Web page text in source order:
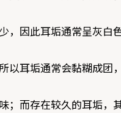
因此耳垢通常呈灰白
耳垢通常会黏糊成团
而存在较久的耳垢，